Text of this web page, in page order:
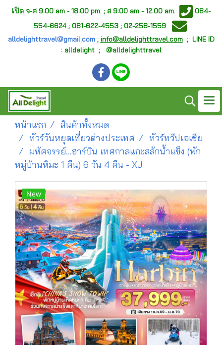
เปิด จ-ศ 9:00 am - 18:00 pm. ; ส 9:00 am - 12:00 am.
084-
554-6624 ; 081-622-4553 ; 02-258-1559
alldelighttravel@gmail.com; info@alldelighttravel.com; LINE ID
: alldelight ; @alldelighttravel
หน้าแรก
สินค้าทั้งหมด
ทัวร์วันหยุดเที่ยวต่างประเทศ
ทัวร์ทวีปเอเชีย
มหัศจรรย์...ฮาร์บิน เทศกาลแกะสลักน้ำแข็ง (พัก
หมู่บ้านหิมะ 1 คืน) 6 วัน 4 คืน - XJ
New